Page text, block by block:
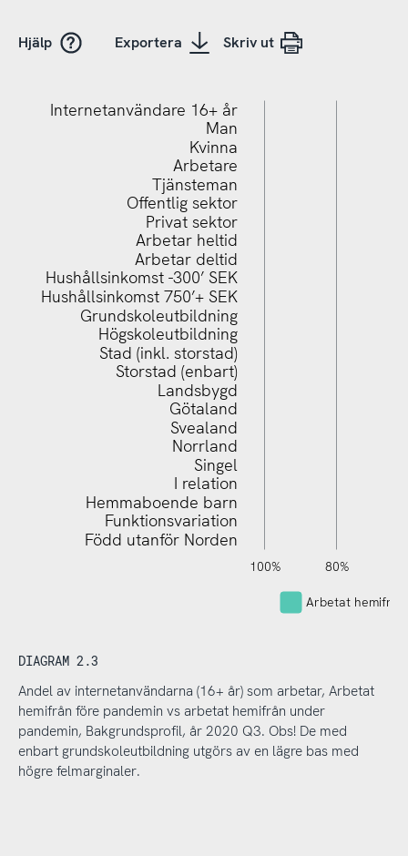
Hjälp Exportera Skriv ut
Hushållsinkomst 750’+ SEK
Född utanför Norden
Funktionsvariation
Hemmaboende barn
I relation
Singel
Norrland
Svealand
Götaland
Landsbygd
Storstad (enbart)
Stad (inkl. storstad)
Högskoleutbildning
Grundskoleutbildning
Hushållsinkomst 750’+ SEK
Hushållsinkomst -300’ SEK
Arbetar deltid
Arbetar heltid
Privat sektor
Offentlig sektor
Tjänsteman
Arbetare
Kvinna
Man
Internetanvändare 16+ år
-40%
-20% 80%
100%
120%
140%
Arbetat hemifrån
DIAGRAM 2.3
Andel av internetanvändarna (16+ år) som arbetar, Arbetat
hemifrån före pandemin vs arbetat hemifrån under
pandemin, Bakgrundsprofil, år 2020 Q3. Obs! De med
enbart grundskoleutbildning utgörs av en lägre bas med
högre felmarginaler.